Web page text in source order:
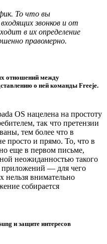
То что вы
звонков и от
в их определение
правомерно.
отношений между
о ней команды Freeje.
OS нацелена на простоту
так что претензии
тем более что в
просто и прямо. То, что в
еще в первом письме,
неожиданностью такого
приложений — для чего
нельзя внимательно
собирается
и защите интересов